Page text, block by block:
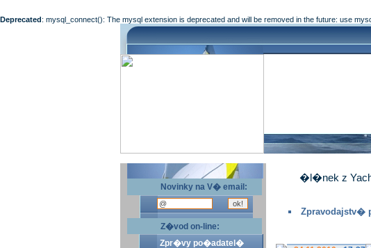
Deprecated: mysql_connect(): The mysql extension is deprecated and will be removed in the future: use
Novinky na V� email:
Z�vod on-line:
Zpr�vy po�adatel�
�l�nek z
Zpravodajstv�